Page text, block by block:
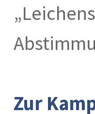
Zur